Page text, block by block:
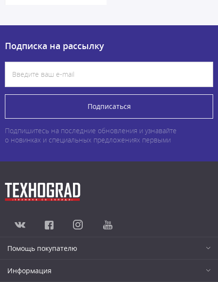
Подписка на рассылку
Подписаться
Подпишитесь на последние обновления и узнавайте
о новинках и специальных предложениях первыми
Помощь покупателю
Информация